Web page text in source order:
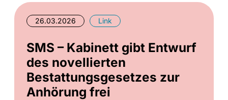
26.03.2026 Link
SMS – Kabinett gibt Entwurf
des novellierten
Bestattungsgesetzes zur
Anhörung frei